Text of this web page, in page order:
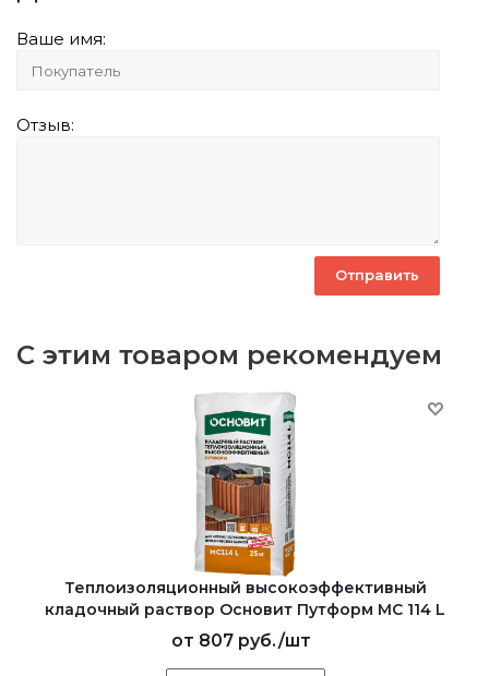
Ваше имя:
Отзыв:
С этим товаром рекомендуем
Теплоизоляционный высокоэффективный
кладочный раствор Основит Путформ МС 114 L
от 807 руб./шт